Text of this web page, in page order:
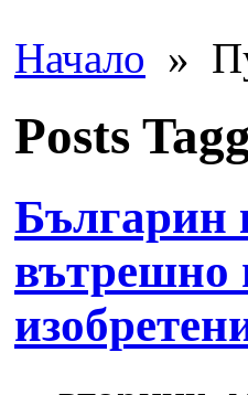
Начало »
Posts
Българин
вътрешно